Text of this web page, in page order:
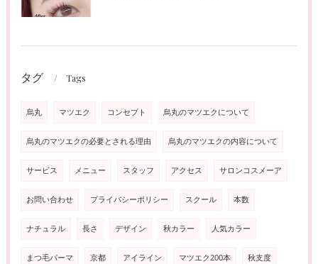
タグ Tags
烏丸 マツエク コンセプト 烏丸のマツエクについて
烏丸のマツエクの必要とされる理由 烏丸のマツエクの内容について
サービス メニュー スタッフ アクセス サロンコスメーア
お問い合わせ プライバシーポリシー スクール 本数
ナチュラル 長さ デザイン 秋カラー 人気カラー
まつ毛パーマ 京都 アイライン マツエク200本 秋支度